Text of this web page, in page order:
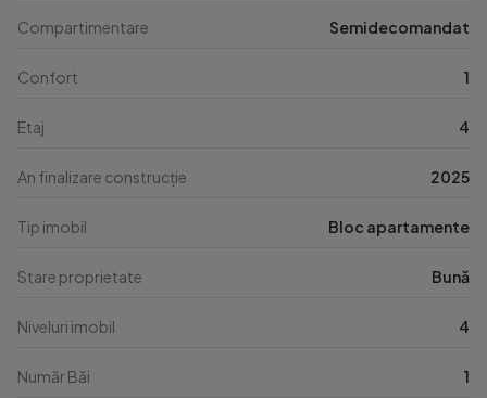
Compartimentare Semidecomandat
Confort 1
Etaj 4
An finalizare construcție 2025
Tip imobil Bloc apartamente
Stare proprietate Bună
Niveluri imobil 4
Număr Băi 1